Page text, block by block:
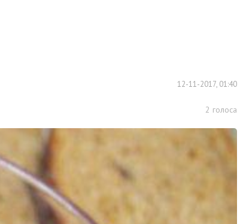
12-11-2017, 01:40
2 голоса